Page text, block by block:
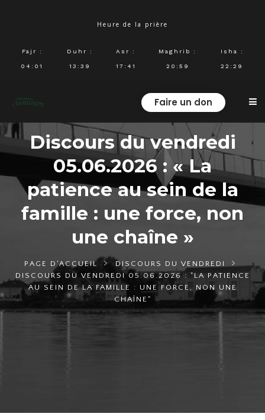
Heure de la prière
Fajr :
04:01
Duhr :
13:39
Asr :
17:41
Maghrib :
20:59
Isha :
22:29
Faire un don
Discours du vendredi
05.06.2026 : « La
patience au sein de la
famille : une force, non
une chaîne »
PAGE D'ACCUEIL
DISCOURS DU VENDREDI
DISCOURS DU VENDREDI 05.06.2026 : "LA PATIENCE
AU SEIN DE LA FAMILLE : UNE FORCE, NON UNE
CHAÎNE"